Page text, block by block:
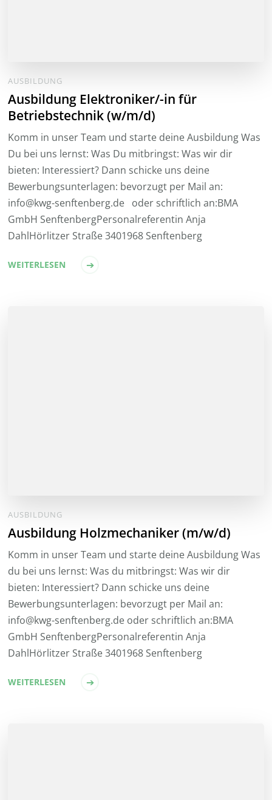
AUSBILDUNG
Ausbildung Elektroniker/-in für
Betriebstechnik (w/m/d)
Komm in unser Team und starte deine Ausbildung Was
Du bei uns lernst: Was Du mitbringst: Was wir dir
bieten: Interessiert? Dann schicke uns deine
Bewerbungsunterlagen: bevorzugt per Mail an:
info@kwg-senftenberg.de oder schriftlich an:BMA
GmbH SenftenbergPersonalreferentin Anja
DahlHörlitzer Straße 3401968 Senftenberg
WEITERLESEN
AUSBILDUNG
Ausbildung Holzmechaniker (m/w/d)
Komm in unser Team und starte deine Ausbildung Was
du bei uns lernst: Was du mitbringst: Was wir dir
bieten: Interessiert? Dann schicke uns deine
Bewerbungsunterlagen: bevorzugt per Mail an:
info@kwg-senftenberg.de oder schriftlich an:BMA
GmbH SenftenbergPersonalreferentin Anja
DahlHörlitzer Straße 3401968 Senftenberg
WEITERLESEN